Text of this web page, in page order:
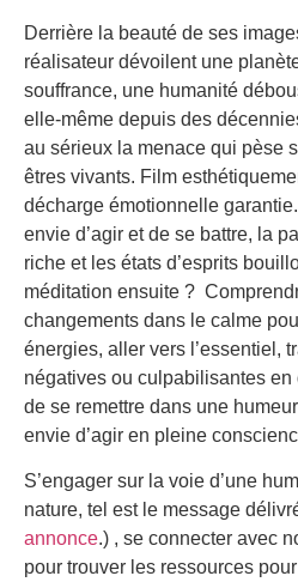
Derrière la beauté de ses
réalisateur dévoilent une
souffrance, une humanité
elle-même depuis des
au sérieux la menace qui pèse
êtres vivants. Film
décharge émotionnelle
envie d’agir et de se battre, la
riche et les états d’esprits
méditation ensuite ?
changements dans le calme
énergies, aller vers l’essentiel,
négatives ou culpabilisantes
de se remettre dans une
envie d’agir en pleine
S’engager sur la voie d’une
nature, tel est le message
annonce.) , se connecter avec
pour trouver les ressources